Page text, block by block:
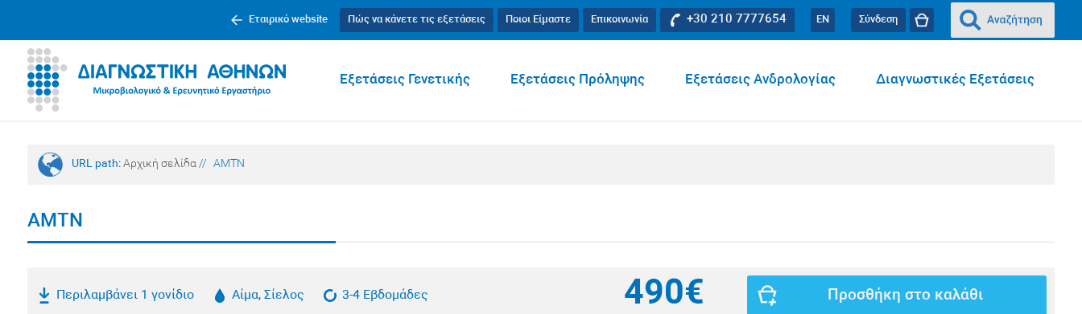
Σύνδεση
EN
+30 210 7777654
Επικοινωνία
Ποιοι Είμαστε
Πώς να κάνετε τις εξετάσεις
Εταιρικό website
Διαγνωστικές Εξετάσεις
Εξετάσεις Ανδρολογίας
Εξετάσεις Πρόληψης
Εξετάσεις Γενετικής
URL path: Αρχική σελίδα // AMTN
AMTN
Περιλαμβάνει 1 γονίδιο Αίμα, Σίελος 3-4 Εβδομάδες 490€ Προσθήκη στο καλάθι